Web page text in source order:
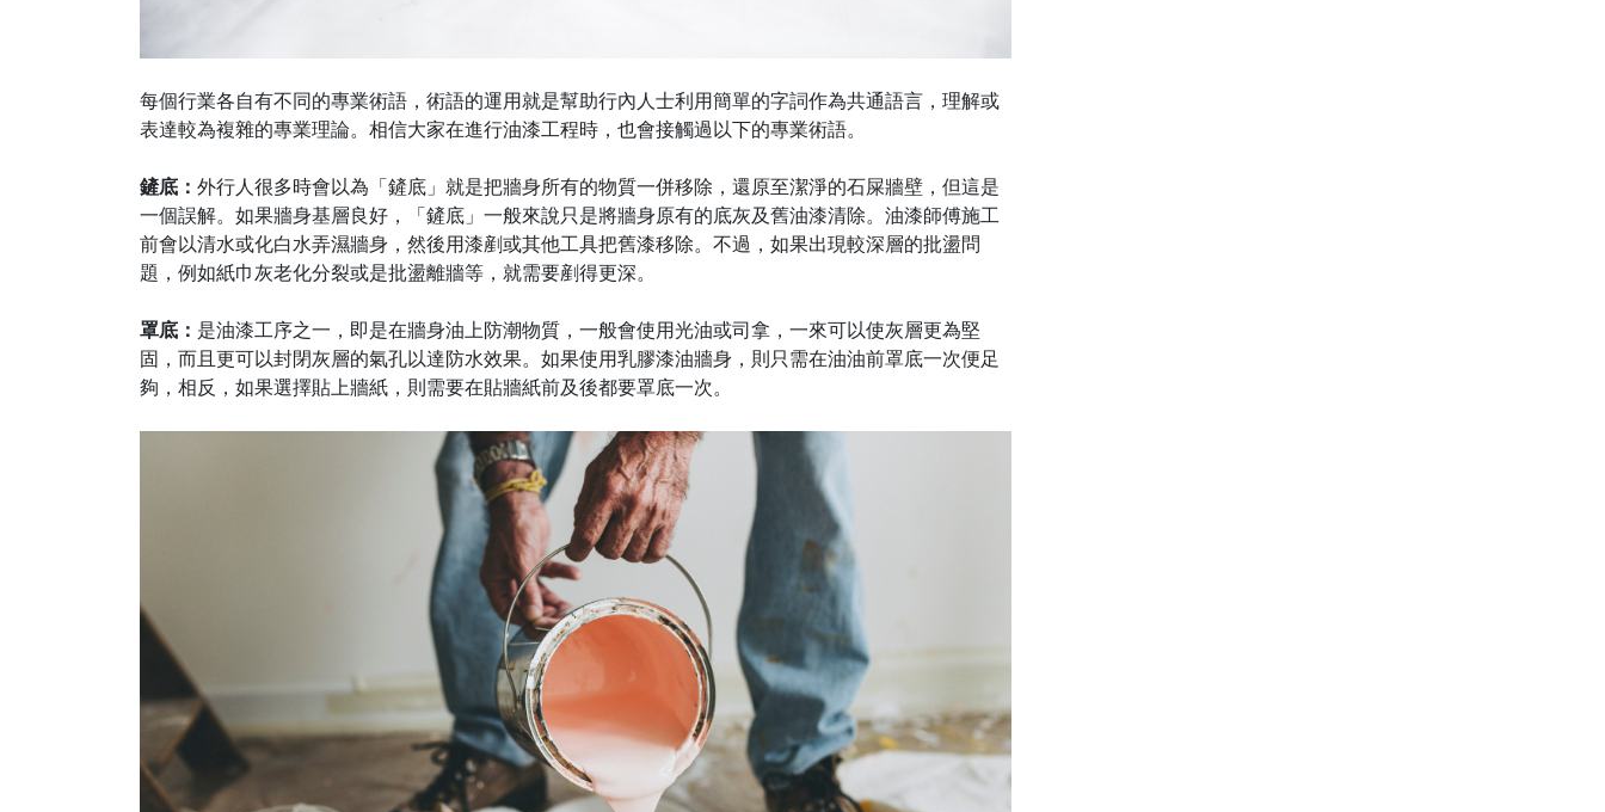
每個行業各自有不同的專業術語，術語的運用就是幫助行內人士利用簡單的字詞作為共通語言，理解或
表達較為複雜的專業理論。相信大家在進行油漆工程時，也會接觸過以下的專業術語。
鏟底： 外行人很多時會以為「鏟底」就是把牆身所有的物質一併移除，還原至潔淨的石屎牆壁，但這是
一個誤解。如果牆身基層良好，「鏟底」一般來說只是將牆身原有的底灰及舊油漆清除。油漆師傅施工
前會以清水或化白水弄濕牆身，然後用漆剷或其他工具把舊漆移除。不過，如果出現較深層的批盪問
題，例如紙巾灰老化分裂或是批盪離牆等，就需要剷得更深。
罩底： 是油漆工序之一，即是在牆身油上防潮物質，一般會使用光油或司拿，一來可以使灰層更為堅
固，而且更可以封閉灰層的氣孔以達防水效果。如果使用乳膠漆油牆身，則只需在油油前罩底一次便足
夠，相反，如果選擇貼上牆紙，則需要在貼牆紙前及後都要罩底一次。